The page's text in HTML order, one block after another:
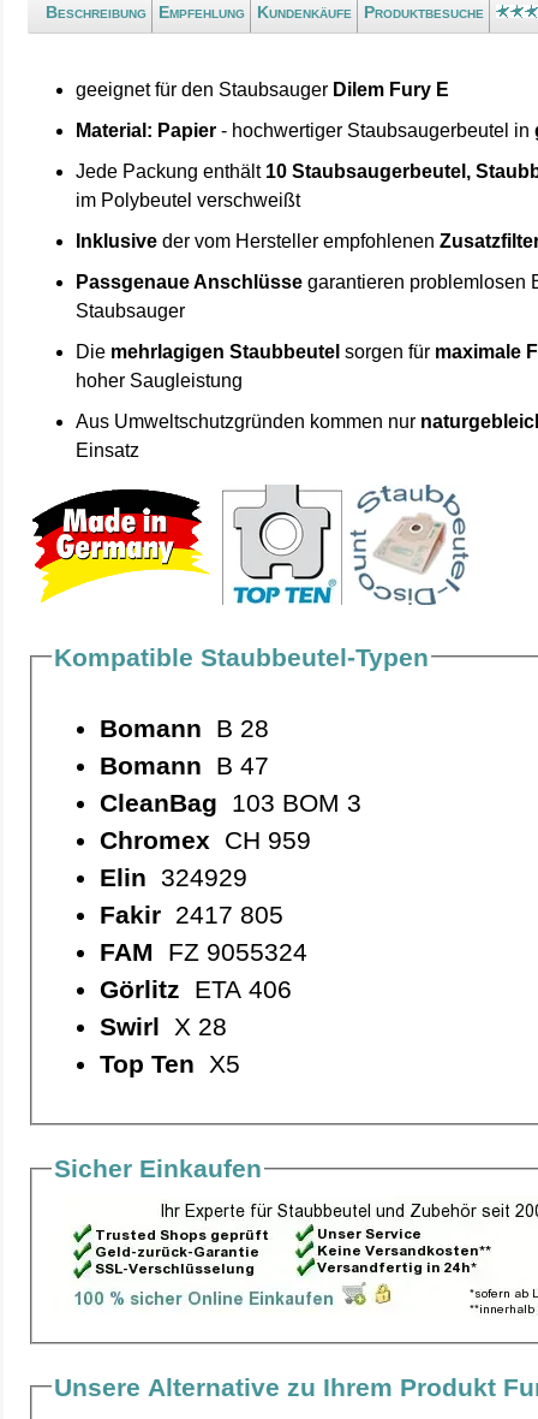
Beschreibung Empfehlung Kundenkäufe Produktbesuche
geeignet für den Staubsauger Dilem Fury E
Material: Papier - hochwertiger Staubsaugerbeutel in
Jede Packung enthält 10 Staubsaugerbeutel,
im Polybeutel verschweißt
Inklusive der vom Hersteller empfohlenen
Passgenaue Anschlüsse garantieren problemlosen
Staubsauger
Die mehrlagigen Staubbeutel sorgen für maximale
hoher Saugleistung
Aus Umweltschutzgründen kommen nur
Einsatz
Kompatible Staubbeutel-Typen
Bomann B 28
Bomann B 47
CleanBag 103 BOM 3
Chromex CH 959
Elin 324929
Fakir2417 805
FAM FZ 9055324
Görlitz ETA 406
Swirl X 28
Top Ten X5
Sicher Einkaufen
Unsere Alternative zu Ihrem Produkt